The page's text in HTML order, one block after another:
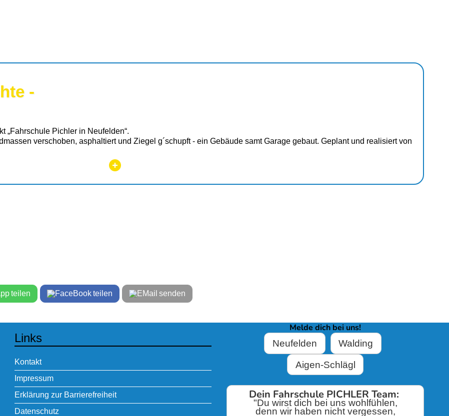
-
„Fahrschule Pichler in Neufelden“.
verschoben, asphaltiert und Ziegel g´schupft - ein Gebäude samt Garage gebaut. Geplant und realisiert von

teilen teilen senden
Links
Kontakt
Impressum
Erklärung zur Barrierefreiheit
Datenschutz
Melde dich bei uns!
Neufelden Walding
Aigen-Schlägl
Dein Fahrschule PICHLER Team:
"Du wirst dich bei uns wohlfühlen,
denn wir haben nicht vergessen,